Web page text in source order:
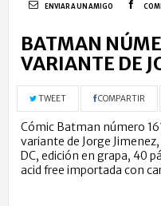
ENVIAR A UN AMIGO
BATMAN
VARIANTE DE
TWEET COMPARTIR
Cómic Batman número
variante de Jorge
DC, edición en grapa, 40
acid free importada con